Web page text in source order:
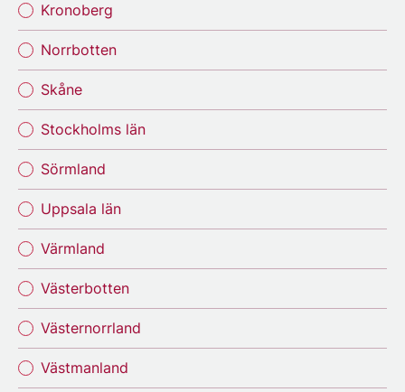
Kronoberg
Norrbotten
Skåne
Stockholms län
Sörmland
Uppsala län
Värmland
Västerbotten
Västernorrland
Västmanland